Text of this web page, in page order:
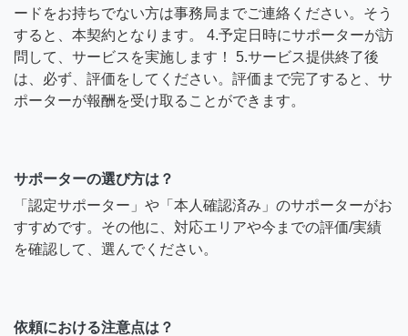
ードをお持ちでない方は事務局までご連絡ください。そう
すると、本契約となります。 4.予定日時にサポーターが訪
問して、サービスを実施します！ 5.サービス提供終了後
は、必ず、評価をしてください。評価まで完了すると、サ
ポーターが報酬を受け取ることができます。
サポーターの選び方は？
「認定サポーター」や「本人確認済み」のサポーターがお
すすめです。その他に、対応エリアや今までの評価/実績
を確認して、選んでください。
依頼における注意点は？